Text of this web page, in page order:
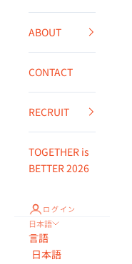
ABOUT
CONTACT
RECRUIT
TOGETHER is
BETTER 2026
ログイン
日本語
言語
日本語